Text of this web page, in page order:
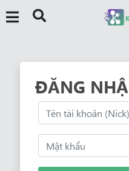
ĐĂNG